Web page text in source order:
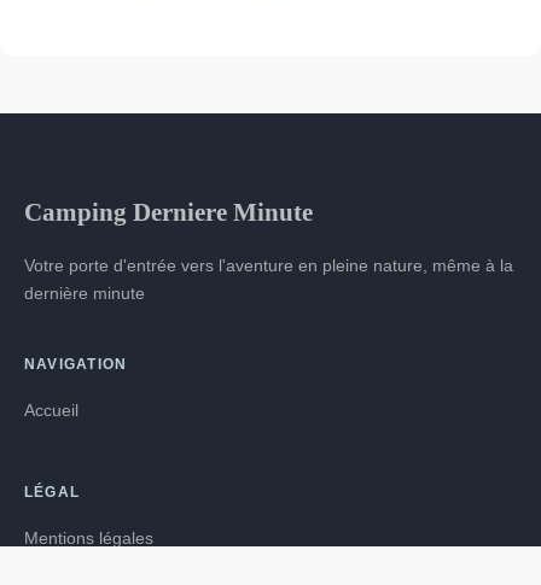
Camping Derniere Minute
Votre porte d'entrée vers l'aventure en pleine nature, même à la
dernière minute
NAVIGATION
Accueil
LÉGAL
Mentions légales